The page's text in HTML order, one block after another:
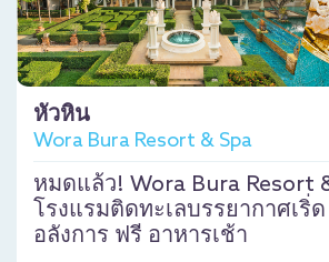
หัวหิน
Wora Bura Resort & Spa
หมดแล้ว! Wora Bura Resort
โรงแรมติดทะเลบรรยากาศเริ่
อลังการ ฟรี อาหารเช้า